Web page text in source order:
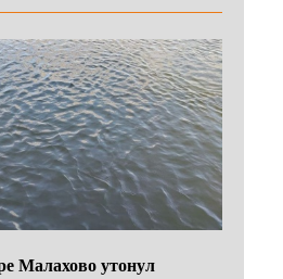
Малахово утонул